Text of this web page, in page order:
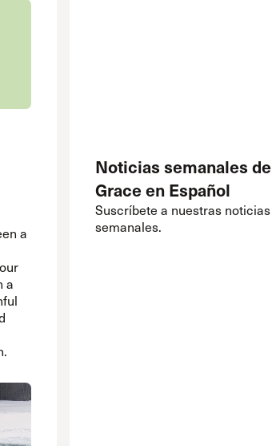
a
a
Noticias semanales de
Grace en Español
Suscríbete a nuestras noticias
semanales.